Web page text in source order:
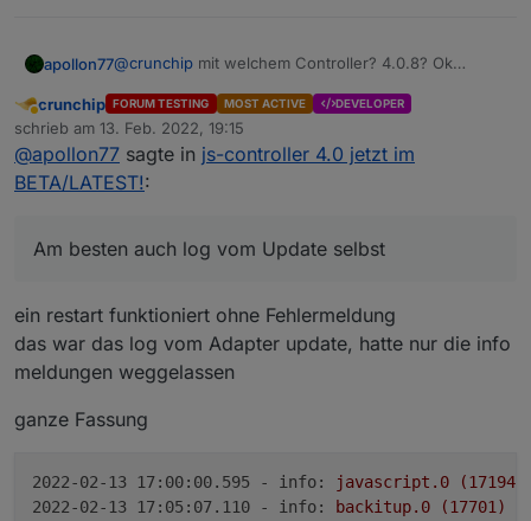
apollon77@crunchip mit welchem Controller? 4.0.8? Ok
Lese ich den log Auszug korrekt das der Fehler bei
einem Start nach dem Update kam aber alles tut?
Kommt der Fehler wieder wenn du restartest?
Edit: und bitte mehr log von davor und danach. Am
besten auch log vom Update selbst. Ist zu arg
Abwesend
crunchip FORUM TESTING MOST ACTIVE DEVELOPER
schrieb am 13. Feb. 2022, 19:15
zuletzt editiert von
@apollon77 sagte in js-controller 4.0 jetzt im
BETA/LATEST!:
Am besten auch log vom Update selbst
ein restart funktioniert ohne Fehlermeldung
das war das log vom Adapter update, hatte nur die info
meldungen weggelassen
ganze Fassung
2022-02-13 17:00:00.595 - info: javascript.0
(17194)
2022-02-13 17:05:07.110 - info:
backitup.0 (17701)